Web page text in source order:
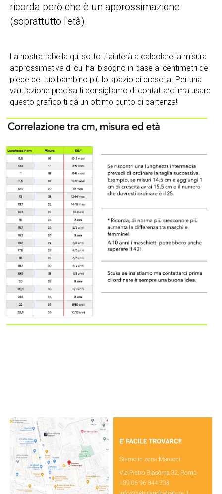
ricorda però che è un approssimazione
(soprattutto l'età).
La nostra tabella qui sotto ti aiuterà a calcolare la misura
approssimativa di cui hai bisogno in base ai centimetri del
piede del tuo bambino più lo spazio di crescita. Per una
valutazione precisa ti consigliamo di contattarci ma usare
questo grafico ti dà un ottimo punto di partenza!